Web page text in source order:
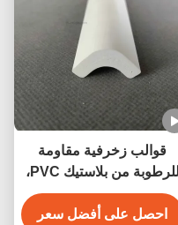
قوالب زخرفية مقاومة
للرطوبة من بلاستيك PVC،
قوالب بيضاء من بلاستيك
PVC مقاس 3/4 بوصة
احصل على أفضل سعر